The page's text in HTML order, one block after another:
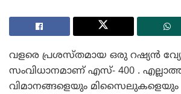
വളരെ പ്രശസ്തമായ ഒരു റഷ്യൻ
സംവിധാനമാണ് എസ്- 400 .
വിമാനങ്ങളെയും മിസൈലുകളെയും